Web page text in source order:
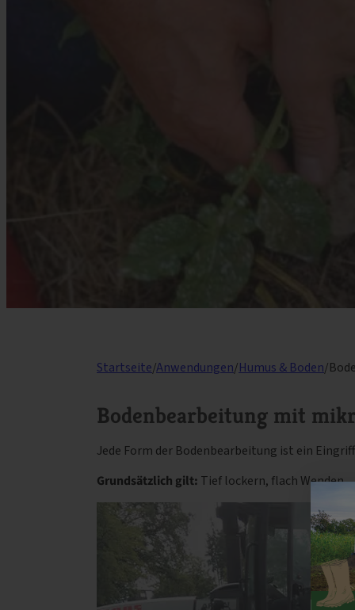
Startseite/Anwendungen/Humus & Boden/
Bodenbearbeitung mit
Jede Form der Bodenbearbeitung ist ein
Grundsätzlich gilt: Tief lockern, flach Wenden